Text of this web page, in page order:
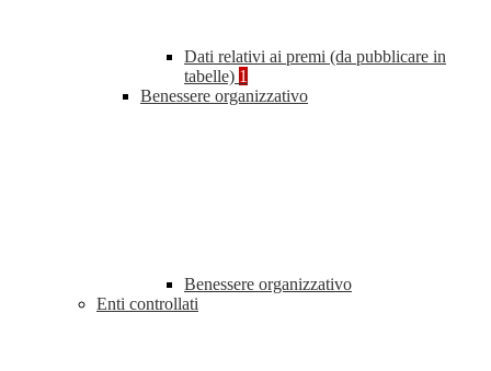
Dati relativi ai premi (da pubblicare in
tabelle) 1
Benessere organizzativo
Benessere organizzativo
Enti controllati